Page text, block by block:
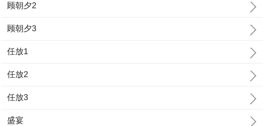
顾朝夕2
顾朝夕3
任放1
任放2
任放3
盛宴